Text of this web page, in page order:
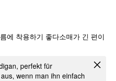
에 착용하기 좋다소매가 긴 편이
perfekt für
wenn man ihn einfach